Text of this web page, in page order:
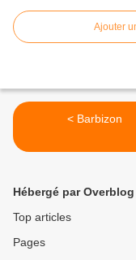
Ajouter
< Barbizon
Hébergé par Overblog
Top articles
Pages